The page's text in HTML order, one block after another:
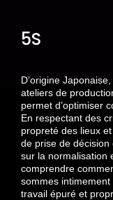
5S
D’origine
ateliers de
permet d’optimiser
En respectant des
propreté des lieux
de prise de décision
sur la normalisation
comprendre
sommes intimement
travail épuré et